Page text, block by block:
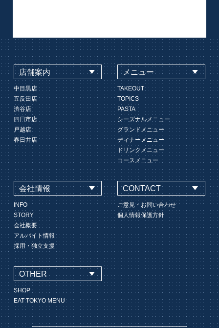
店舗案内
中目黒店
五反田店
渋谷店
四日市店
戸越店
春日井店
メニュー
TAKEOUT
TOPICS
PASTA
シーズナルメニュー
グランドメニュー
ディナーメニュー
ドリンクメニュー
コースメニュー
会社情報
INFO
STORY
会社概要
アルバイト情報
採用・独立支援
CONTACT
ご意見・お問い合わせ
個人情報保護方針
OTHER
SHOP
EAT TOKYO MENU